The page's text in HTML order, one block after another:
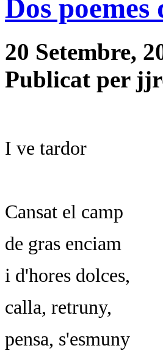
Dos
20 Setembre,
Publicat per
I ve tardor
Cansat el camp
de gras enciam
i d'hores dolces,
calla, retruny,
pensa, s'esmuny